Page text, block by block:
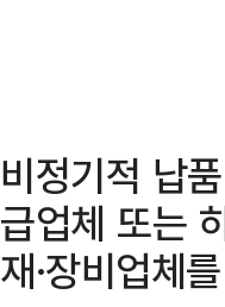
비정기적 납
급업체 또는
재·장비업체